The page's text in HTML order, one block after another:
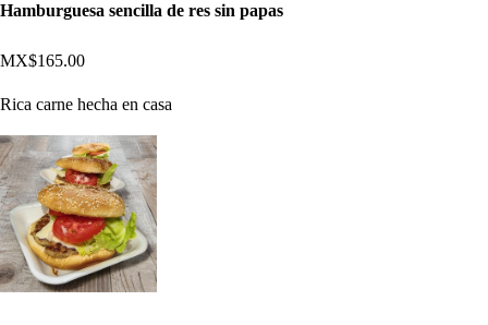
Hamburguesa sencilla de res sin papas
MX$165.00
Rica carne hecha en casa